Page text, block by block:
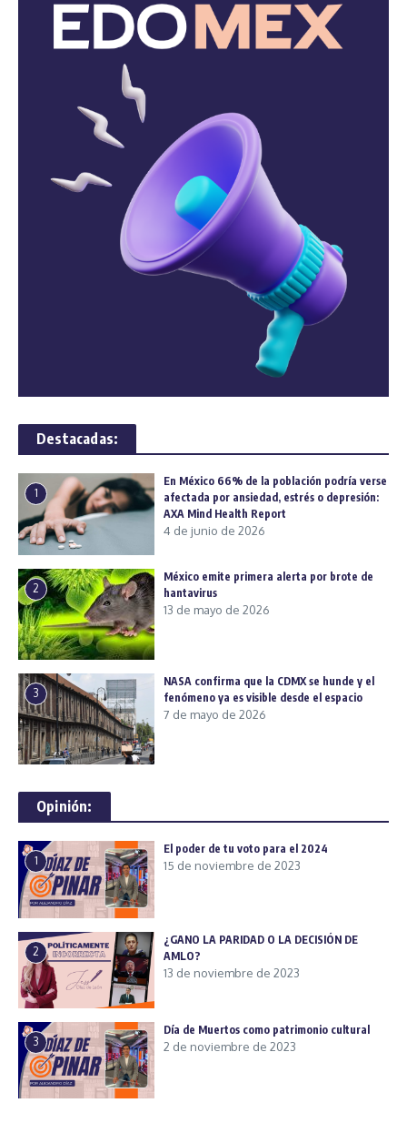
Destacadas:
1
En México 66% de la población podría verse
afectada por ansiedad, estrés o depresión:
AXA Mind Health Report
4 de junio de 2026
2
México emite primera alerta por brote de
hantavirus
13 de mayo de 2026
3
NASA confirma que la CDMX se hunde y el
fenómeno ya es visible desde el espacio
7 de mayo de 2026
Opinión:
1
El poder de tu voto para el 2024
15 de noviembre de 2023
2
¿GANO LA PARIDAD O LA DECISIÓN DE
AMLO?
13 de noviembre de 2023
3
Día de Muertos como patrimonio cultural
2 de noviembre de 2023